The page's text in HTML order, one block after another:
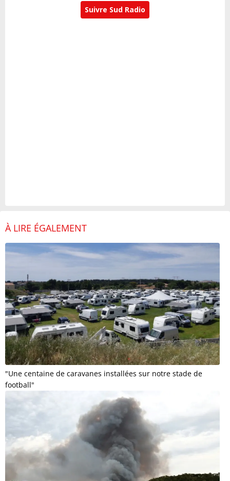
Suivre Sud Radio
À LIRE ÉGALEMENT
"Une centaine de caravanes installées sur notre stade de
football"